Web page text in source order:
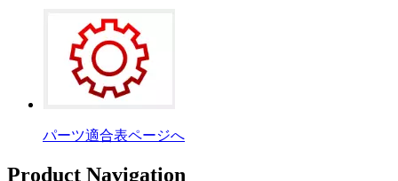
パーツ適合表ページへ
Product Navigation